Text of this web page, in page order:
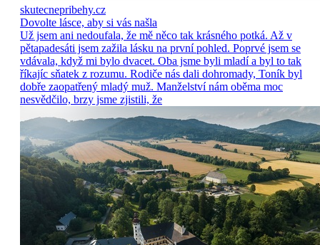
skutecnepribehy.cz
Dovolte lásce, aby si vás našla
Už jsem ani nedoufala, že mě něco tak krásného potká. Až v
pětapadesáti jsem zažila lásku na první pohled. Poprvé jsem se
vdávala, když mi bylo dvacet. Oba jsme byli mladí a byl to tak
říkajíc sňatek z rozumu. Rodiče nás dali dohromady, Toník byl
dobře zaopatřený mladý muž. Manželství nám oběma moc
nesvědčilo, brzy jsme zjistili, že